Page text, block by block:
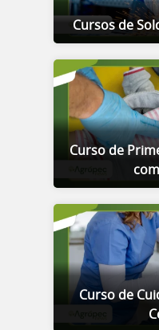
Cursos de
Curso de
Curso de